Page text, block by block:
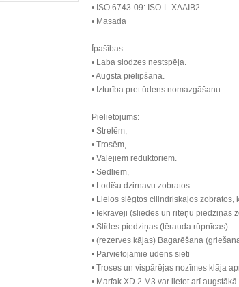
• ISO 6743-09: ISO-L-XAAIB2
• Masada
Īpašības:
• Laba slodzes nestspēja.
• Augsta pielipšana.
• Izturība pret ūdens nomazgāšanu.
Pielietojums:
• Strelēm,
• Trosēm,
• Vaļējiem reduktoriem.
• Sedliem,
• Lodīšu dzirnavu zobratos
• Lielos slēgtos cilindriskajos
• Iekrāvēji (sliedes un riteņu piedziņas
• Slīdes piedziņas (tērauda rūpnīcas)
• (rezerves kājas) Bagarēšana
• Pārvietojamie ūdens sieti
• Troses un vispārējas nozīmes klāja
• Marfak XD 2 M3 var lietot arī